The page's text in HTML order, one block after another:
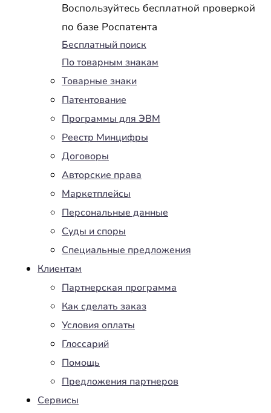
Воспользуйтесь бесплатной проверкой
по базе Роспатента
Бесплатный поиск
По товарным знакам
Товарные знаки
Патентование
Программы для ЭВМ
Реестр Минцифры
Договоры
Авторские права
Маркетплейсы
Персональные данные
Суды и споры
Специальные предложения
Клиентам
Партнерская программа
Как сделать заказ
Условия оплаты
Глоссарий
Помощь
Предложения партнеров
Сервисы